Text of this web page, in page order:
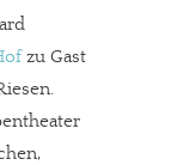
zu Gast